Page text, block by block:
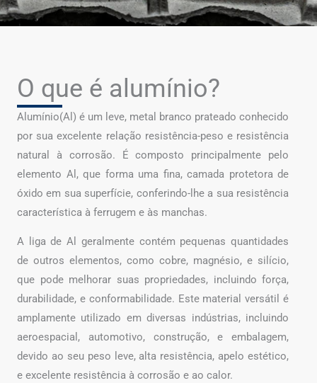
O que é alumínio?
Alumínio(Al) é um leve, metal branco prateado conhecido
por sua excelente relação resistência-peso e resistência
natural à corrosão. É composto principalmente pelo
elemento Al, que forma uma fina, camada protetora de
óxido em sua superfície, conferindo-lhe a sua resistência
característica à ferrugem e às manchas.
A liga de Al geralmente contém pequenas quantidades
de outros elementos, como cobre, magnésio, e silício,
que pode melhorar suas propriedades, incluindo força,
durabilidade, e conformabilidade. Este material versátil é
amplamente utilizado em diversas indústrias, incluindo
aeroespacial, automotivo, construção, e embalagem,
devido ao seu peso leve, alta resistência, apelo estético,
e excelente resistência à corrosão e ao calor.